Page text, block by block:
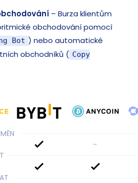
– Burza klientům
obchodování pomocí
Bot ) nebo automatické
obchodníků ( Copy
-